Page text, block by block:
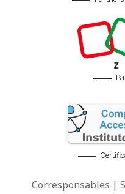
Corresponsables |